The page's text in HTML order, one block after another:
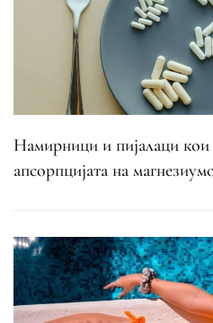
Намирници и пијалаци кои
апсорпцијата на